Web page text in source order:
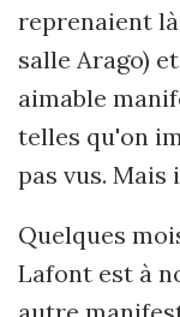
reprenaient
salle Arago)
aimable
telles qu'on
pas vus. Mais
Quelques
Lafont est à